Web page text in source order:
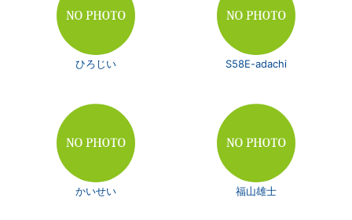
ひろじい S58E-adachi
かいせい 福山雄士